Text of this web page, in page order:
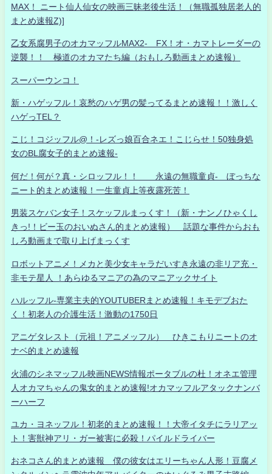
MAX！ ニート仙人仙女の映画三昧老後生活！（無職孤独居老人的
まとめ速報Z)]
乙女系腐男子のオカマッフルMAX2- FX！オ・カマトレーダーの
逆襲！！ 極道のオカマたち編（おもしろ動画まとめ速報）
スーパーウンコ！
新・ハゲッフル！哀愁のハゲ男の髪ってるまとめ速報！！激しく
ハゲっTEL？
こじ！コジッフル@！-レズっ娘百合ネエ！こじらせ！50独身処
女のBL腐女子的まとめ速報-
何だ！何が？真・シロッフル！！ 永遠の無職童貞- ぼっちな
ニート的まとめ速報！一生童貞上等夜露死苦！
男装スケバン女子！スケッフルまっくす！（新・ナンノひゃくし
きっ!！ビー玉のおいぬさん的まとめ速報） 話題な事件からおも
しろ動画まで取り上げまっくす
ロボットアニメ！メカと美少女キャラだいすき永遠の非リア充・
非モテ星人 ！あらゆるマニアの為のマニアックサイト
ハルッフル-専業主夫的YOUTUBERまとめ速報！キモデブおた
く！初老人の介護生活！激動の1750日
アニゲタレスト（元祖！アニメッフル） ひきこもりニートのオ
ナベ的まとめ速報
火浦のシネマッフル映画NEWS情報ポータブルの杜！オネエ管理
人オカマちゃんの鬼女的まとめ速報!オカマッフルアタックナンバ
ーハーフ
ユカ・ヨネッフル！初老的まとめ速報！！大帝イタチにラリアッ
ト！害獣神アリ・ガー被害に必殺！パイルドライバー
おネコさん的まとめ速報 僕の彼女はエリーちゃん人形！豆腐メ